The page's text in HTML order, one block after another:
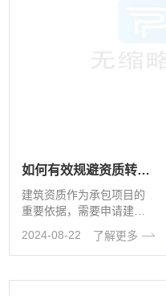
如何有效规避资质转让的风险？
建筑资质作为承包项目的
重要依据，需要申请建筑
但是由于建筑资质办理的
难度和时间问···
2024-08-22 了解更多